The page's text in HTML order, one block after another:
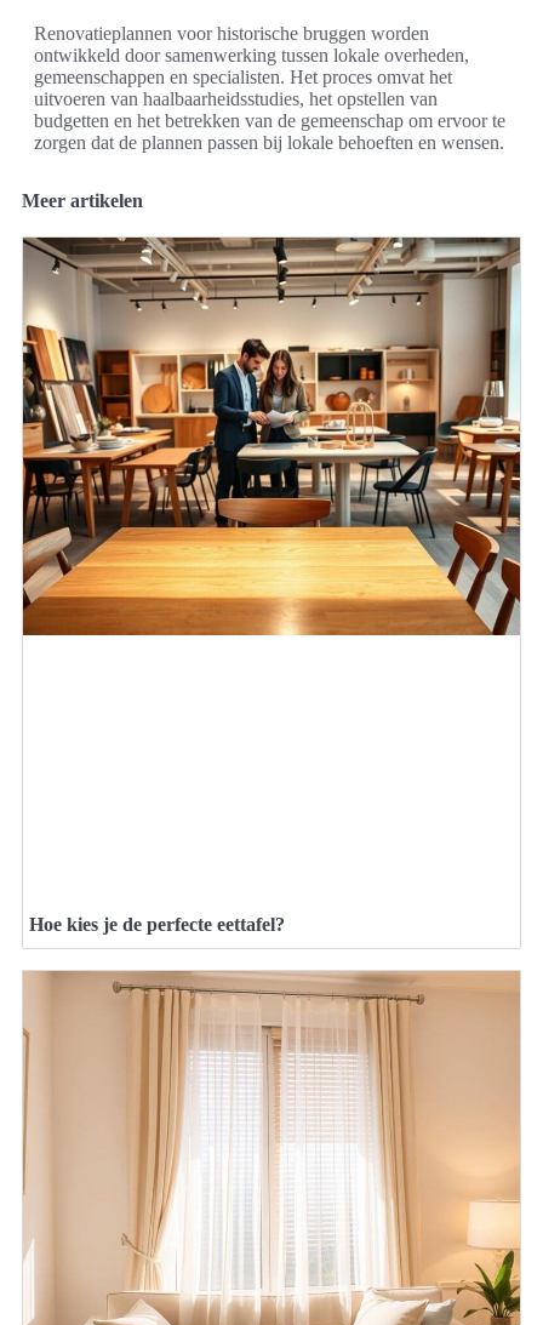
Renovatieplannen voor historische bruggen worden
ontwikkeld door samenwerking tussen lokale overheden,
gemeenschappen en specialisten. Het proces omvat het
uitvoeren van haalbaarheidsstudies, het opstellen van
budgetten en het betrekken van de gemeenschap om ervoor te
zorgen dat de plannen passen bij lokale behoeften en wensen.
Meer artikelen
Hoe kies je de perfecte eettafel?